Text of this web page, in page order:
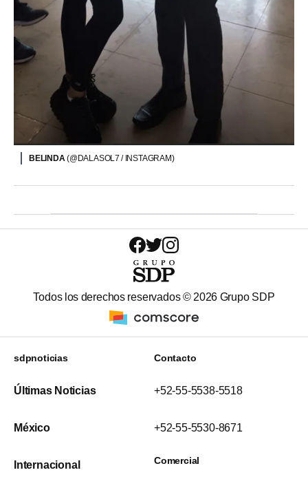
BELINDA(@DALASOL7 / INSTAGRAM)
Todos los derechos reservados © 2026 Grupo SDP
sdpnoticias
Últimas Noticias
México
Internacional
Contacto
+52-55-5538-5518
+52-55-5530-8671
Comercial